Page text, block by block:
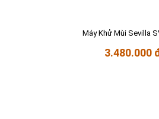
Máy Khử Mùi Sevilla
3.480.000